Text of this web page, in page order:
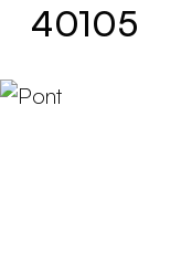
40105